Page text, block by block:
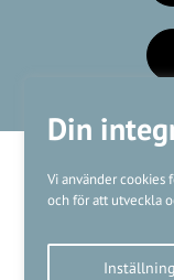
Din
Vi använder cookies
och för att utveckla